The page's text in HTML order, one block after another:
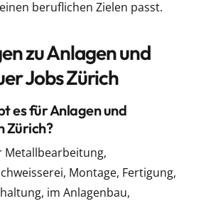
beruflichen Zielen passt.
zu Anlagen und
Jobs Zürich
es für Anlagen und
Zürich?
Metallbearbeitung,
Montage, Fertigung,
im Anlagenbau,